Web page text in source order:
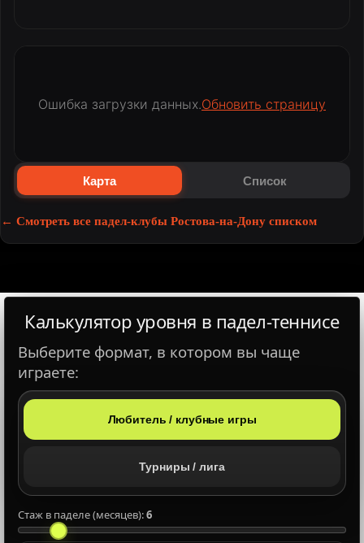
🕒
Забронировать корт
Подробнее о клубе
Ошибка загрузки данных.Обновить страницу
Карта Список
← Смотреть все падел-клубы Ростова-на-Дону списком
Калькулятор уровня в падел‑теннисе
Выберите формат, в котором вы чаще
играете:
Любитель / клубные игры
Турниры / лига
Стаж в паделе (месяцев):6